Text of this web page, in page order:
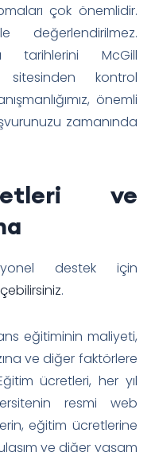
çok önemlidir.
değerlendirilmez.
tarihlerini McGill
sitesinden kontrol
önemli
zamanında
ve
destek için
.
eğitiminin maliyeti,
ve diğer faktörlere
ücretleri, her yıl
resmi web
eğitim ücretlerine
ve diğer yaşam